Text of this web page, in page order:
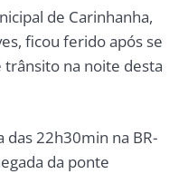
de Carinhanha,
ficou ferido após se
na noite desta
das 22h30min na BR-
da ponte